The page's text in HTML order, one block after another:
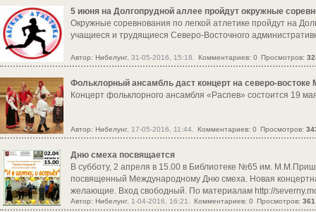
5 июня на Долгопрудной аллее пройдут окружные
Окружные соревнования по легкой атлетике пройдут на
учащиеся и трудящиеся Северо-Восточного
Автор: Нибелунг, 31-05-2016, 15:18. Комментариев: 0 Просмотров:
Фольклорный ансамбль даст концерт на северо-востоке
Концерт фольклорного ансамбля «Распев» состоится 19
Автор: Нибелунг, 17-05-2016, 11:44. Комментариев: 0 Просмотров:
Дню смеха посвящается
В субботу, 2 апреля в 15.00 в Библиотеке №65 им.
посвященный Международному Дню смеха. Новая
желающие. Вход свободный. По материалам http://
Автор: Нибелунг, 1-04-2016, 16:21. Комментариев: 0 Просмотров: 361